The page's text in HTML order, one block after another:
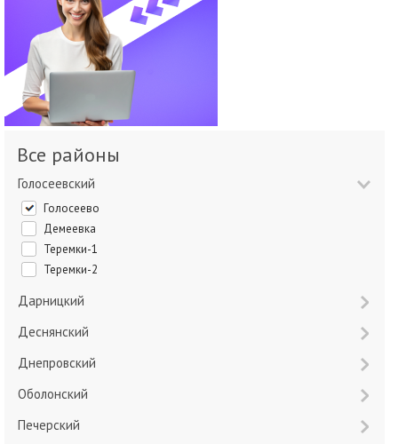
Все районы
Голосеевский
Голосеево
Демеевка
Теремки-1
Теремки-2
Дарницкий
Деснянский
Днепровский
Оболонский
Печерский